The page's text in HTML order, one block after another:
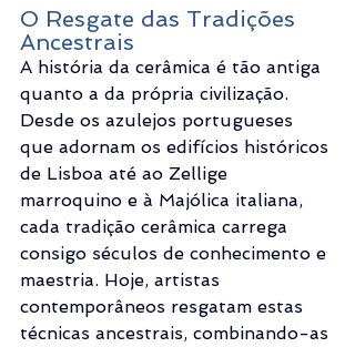
O Resgate das Tradições
Ancestrais
A história da cerâmica é tão antiga
quanto a da própria civilização.
Desde os azulejos portugueses
que adornam os edifícios históricos
de Lisboa até ao Zellige
marroquino e à Majólica italiana,
cada tradição cerâmica carrega
consigo séculos de conhecimento e
maestria. Hoje, artistas
contemporâneos resgatam estas
técnicas ancestrais, combinando-as